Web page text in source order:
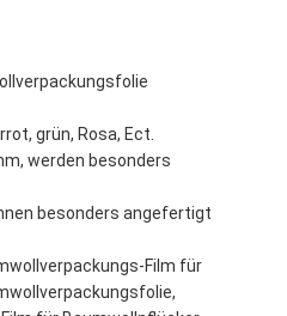
grün, Rosa, Ect.
werden besonders
besonders angefertigt
Film für